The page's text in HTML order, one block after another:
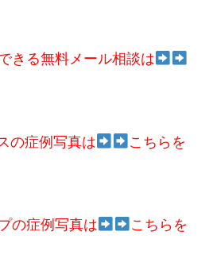
きる無料メール相談は
の症例写真は こちらを
の症例写真は こちらを